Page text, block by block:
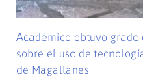
Académico obtuvo
sobre el uso de
de Magallanes